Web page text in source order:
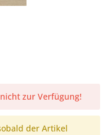
zur Verfügung!
der Artikel